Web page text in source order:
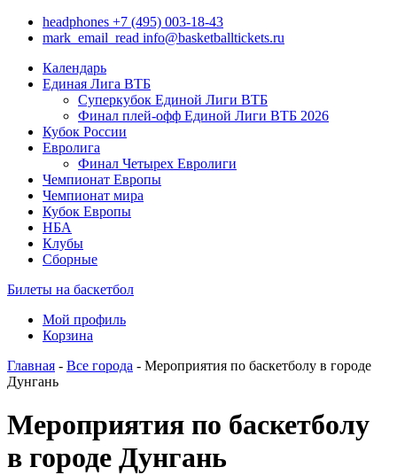
headphones +7 (495) 003-18-43
mark_email_read info@basketballtickets.ru
Календарь
Единая Лига ВТБ
Суперкубок Единой Лиги ВТБ
Финал плей-офф Единой Лиги ВТБ 2026
Кубок России
Евролига
Финал Четырех Евролиги
Чемпионат Европы
Чемпионат мира
Кубок Европы
НБА
Клубы
Сборные
Билеты на баскетбол
Мой профиль
Корзина
Главная - Все города - Мероприятия по баскетболу в городе
Дунгань
Мероприятия по баскетболу
в городе Дунгань